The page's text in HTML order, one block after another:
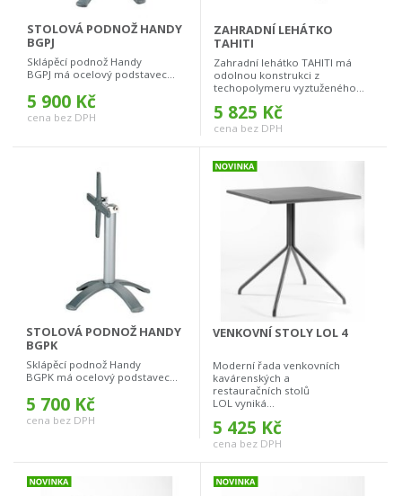
STOLOVÁ PODNOŽ HANDY
BGPJ
Sklápěcí podnož Handy
BGPJ má ocelový podstavec...
5 900 Kč
cena bez DPH
ZAHRADNÍ LEHÁTKO
TAHITI
Zahradní lehátko TAHITI má
odolnou konstrukci z
techopolymeru vyztuženého...
5 825 Kč
cena bez DPH
STOLOVÁ PODNOŽ HANDY
BGPK
Sklápěcí podnož Handy
BGPK má ocelový podstavec...
5 700 Kč
cena bez DPH
VENKOVNÍ STOLY LOL 4
Moderní řada venkovních
kavárenských a
restauračních stolů
LOL vyniká...
5 425 Kč
cena bez DPH